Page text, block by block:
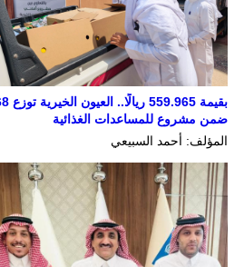
ضمن مشروع للمساعدات الغذائية
المؤلف: أحمد السبيعي